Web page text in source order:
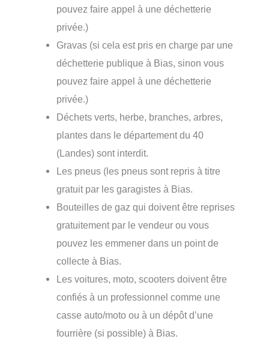
pouvez faire appel à une déchetterie
privée.)
Gravas (si cela est pris en charge par une
déchetterie publique à Bias, sinon vous
pouvez faire appel à une déchetterie
privée.)
Déchets verts, herbe, branches, arbres,
plantes dans le département du 40
(Landes) sont interdit.
Les pneus (les pneus sont repris à titre
gratuit par les garagistes à Bias.
Bouteilles de gaz qui doivent être reprises
gratuitement par le vendeur ou vous
pouvez les emmener dans un point de
collecte à Bias.
Les voitures, moto, scooters doivent être
confiés à un professionnel comme une
casse auto/moto ou à un dépôt d’une
fourrière (si possible) à Bias.